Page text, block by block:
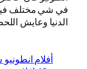
في شي مختلف فيه
الدنيا وعايش
أفلام